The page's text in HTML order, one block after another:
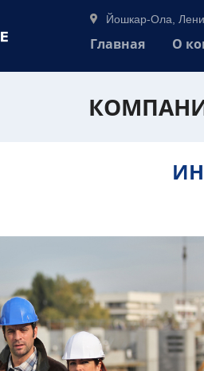
Йошкар-Ола,
Главная О